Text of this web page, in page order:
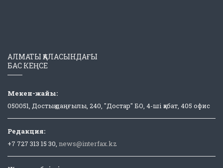
АЛМАТЫ ҚАЛАСЫНДАҒЫ
БАС КЕҢСЕ
Мекен-жайы:
050051, Достық даңғылы, 240, "Достар" БО, 4-ші қабат, 405 офис
Редакция:
+7 727 313 15 30, news@interfax.kz